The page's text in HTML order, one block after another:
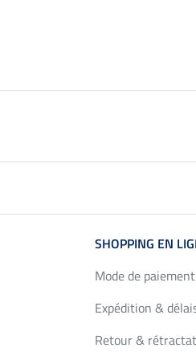
SHOPPING EN
Mode de paiement
Expédition &
Retour &